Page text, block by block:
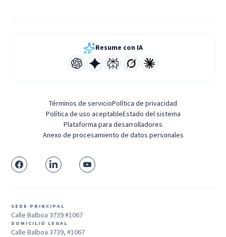
Resume con IA
Términos de servicioPolítica de privacidad
Política de uso aceptableEstado del sistema
Plataforma para desarrolladores
Anexo de procesamiento de datos personales
SEDE PRINCIPAL
Calle Balboa 3739 #1067
DOMICILIO LEGAL
Calle Balboa 3739, #1067